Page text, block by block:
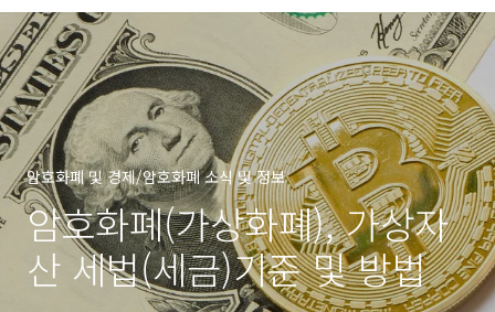
암호화폐 및 경제/암호화폐 소식 및 정보
암호화폐(가상화폐), 가상자
산 세법(세금)기준 및 방법